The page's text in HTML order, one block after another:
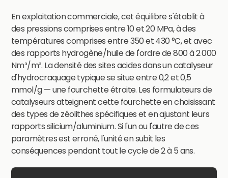
En exploitation commerciale, cet équilibre s'établit à
des pressions comprises entre 10 et 20 MPa, à des
températures comprises entre 350 et 430 °C, et avec
des rapports hydrogène/huile de l'ordre de 800 à 2 000
Nm³/m³. La densité des sites acides dans un catalyseur
d'hydrocraquage typique se situe entre 0,2 et 0,5
mmol/g — une fourchette étroite. Les formulateurs de
catalyseurs atteignent cette fourchette en choisissant
des types de zéolithes spécifiques et en ajustant leurs
rapports silicium/aluminium. Si l'un ou l'autre de ces
paramètres est erroné, l'unité en subit les
conséquences pendant tout le cycle de 2 à 5 ans.